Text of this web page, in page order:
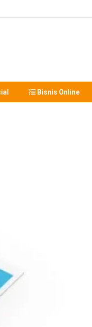
Bisnis Online